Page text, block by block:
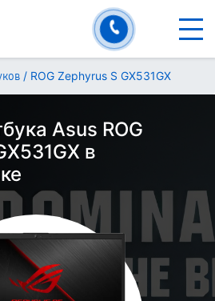
/ ROG Zephyrus S GX531GX
Asus ROG
в